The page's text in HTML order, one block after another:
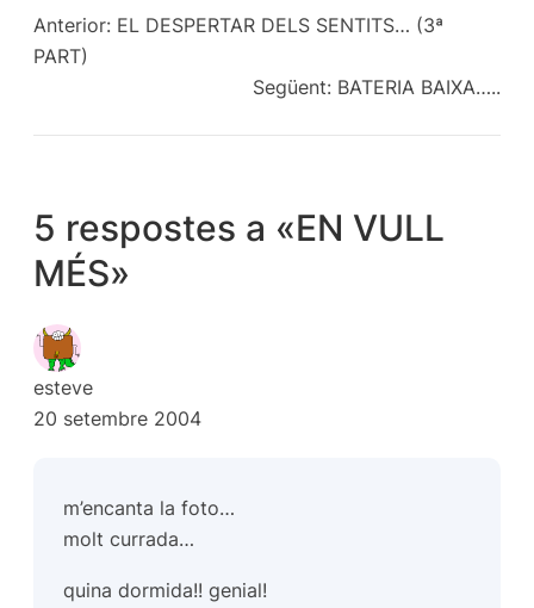
Anterior: EL DESPERTAR DELS SENTITS… (3ª
PART)
Següent: BATERIA BAIXA…..
5 respostes a «EN VULL
MÉS»
esteve
20 setembre 2004
m’encanta la foto…
molt currada…
quina dormida!! genial!